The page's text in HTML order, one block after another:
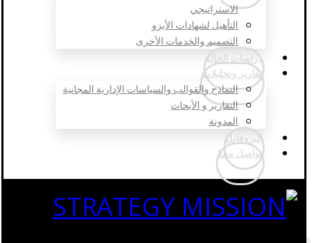
الاستراتيجي
التأهيل لشهادات الأيزو
التصميم والخدمات الأخرى
دراسات الحالة
تقارير وتحليلات
النماذج والقوالب والسياسات الإدارية المجانية
التقارير و الأبحاث
المدونة
البروفايل
تواصل معنا